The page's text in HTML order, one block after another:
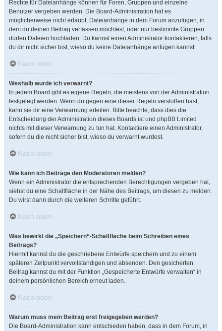
Rechte für Dateianhänge können für Foren, Gruppen und einzelne
Benutzer vergeben werden. Die Board-Administration hat es
möglicherweise nicht erlaubt, Dateianhänge in dem Forum anzufügen, in
dem du deinen Beitrag verfassen möchtest, oder nur bestimmte Gruppen
dürfen Dateien hochladen. Du kannst einen Administrator kontaktieren, falls
du dir nicht sicher bist, wieso du keine Dateianhänge anfügen kannst.
Nach oben
Weshalb wurde ich verwarnt?
In jedem Board gibt es eigene Regeln, die meistens von der Administration
festgelegt werden. Wenn du gegen eine dieser Regeln verstoßen hast,
kann sie dir eine Verwarnung erteilen. Bitte beachte, dass dies die
Entscheidung der Administration dieses Boards ist und phpBB Limited
nichts mit dieser Verwarnung zu tun hat. Kontaktiere einen Administrator,
sofern du die nicht sicher bist, wieso du verwarnt wurdest.
Nach oben
Wie kann ich Beiträge den Moderatoren melden?
Wenn ein Administrator die entsprechenden Berechtigungen vergeben hat,
siehst du eine Schaltfläche in der Nähe des Beitrags, um diesen zu melden.
Du wirst dann durch die weiteren Schritte geführt.
Nach oben
Was bewirkt die „Speichern“-Schaltfläche beim Schreiben eines
Beitrags?
Hiermit kannst du die geschriebene Entwürfe speichern und zu einem
späteren Zeitpunkt vervollständigen und absenden. Den gesicherten
Beitrag kannst du mit der Funktion „Gespeicherte Entwürfe verwalten“ in
deinem persönlichen Bereich erneut laden.
Nach oben
Warum muss mein Beitrag erst freigegeben werden?
Die Board-Administration kann entschieden haben, dass in dem Forum, in